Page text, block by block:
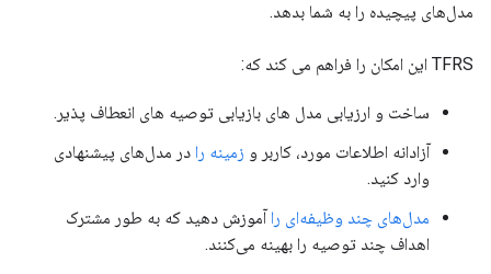
مدل‌های پیچیده را به شما بدهد.
TFRS این امکان را فراهم می کند که:
ساخت و ارزیابی مدل های بازیابی توصیه های انعطاف پذیر.
آزادانه اطلاعات مورد، کاربر و زمینه را در مدل‌های پیشنهادی
وارد کنید.
مدل‌های چند وظیفه‌ای را آموزش دهید که به طور مشترک
اهداف چند توصیه را بهینه می‌کنند.